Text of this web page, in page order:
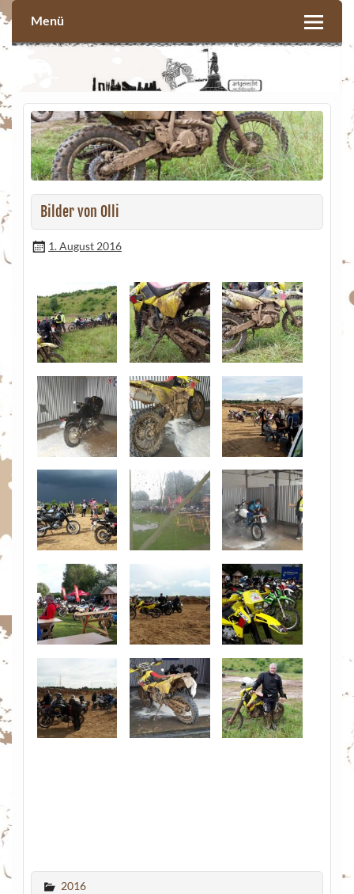
Skip
to
content
Menü
Bilder von Olli
1. August 2016
2016